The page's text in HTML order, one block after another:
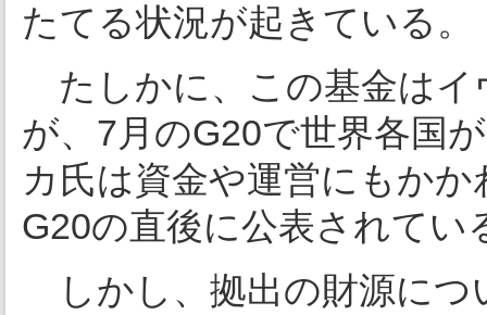
たてる状況が起きている。
たしかに、この基金はイ
が、7月のG20で世界各国
カ氏は資金や運営にもか
G20の直後に公表されてい
しかし、拠出の財源につ